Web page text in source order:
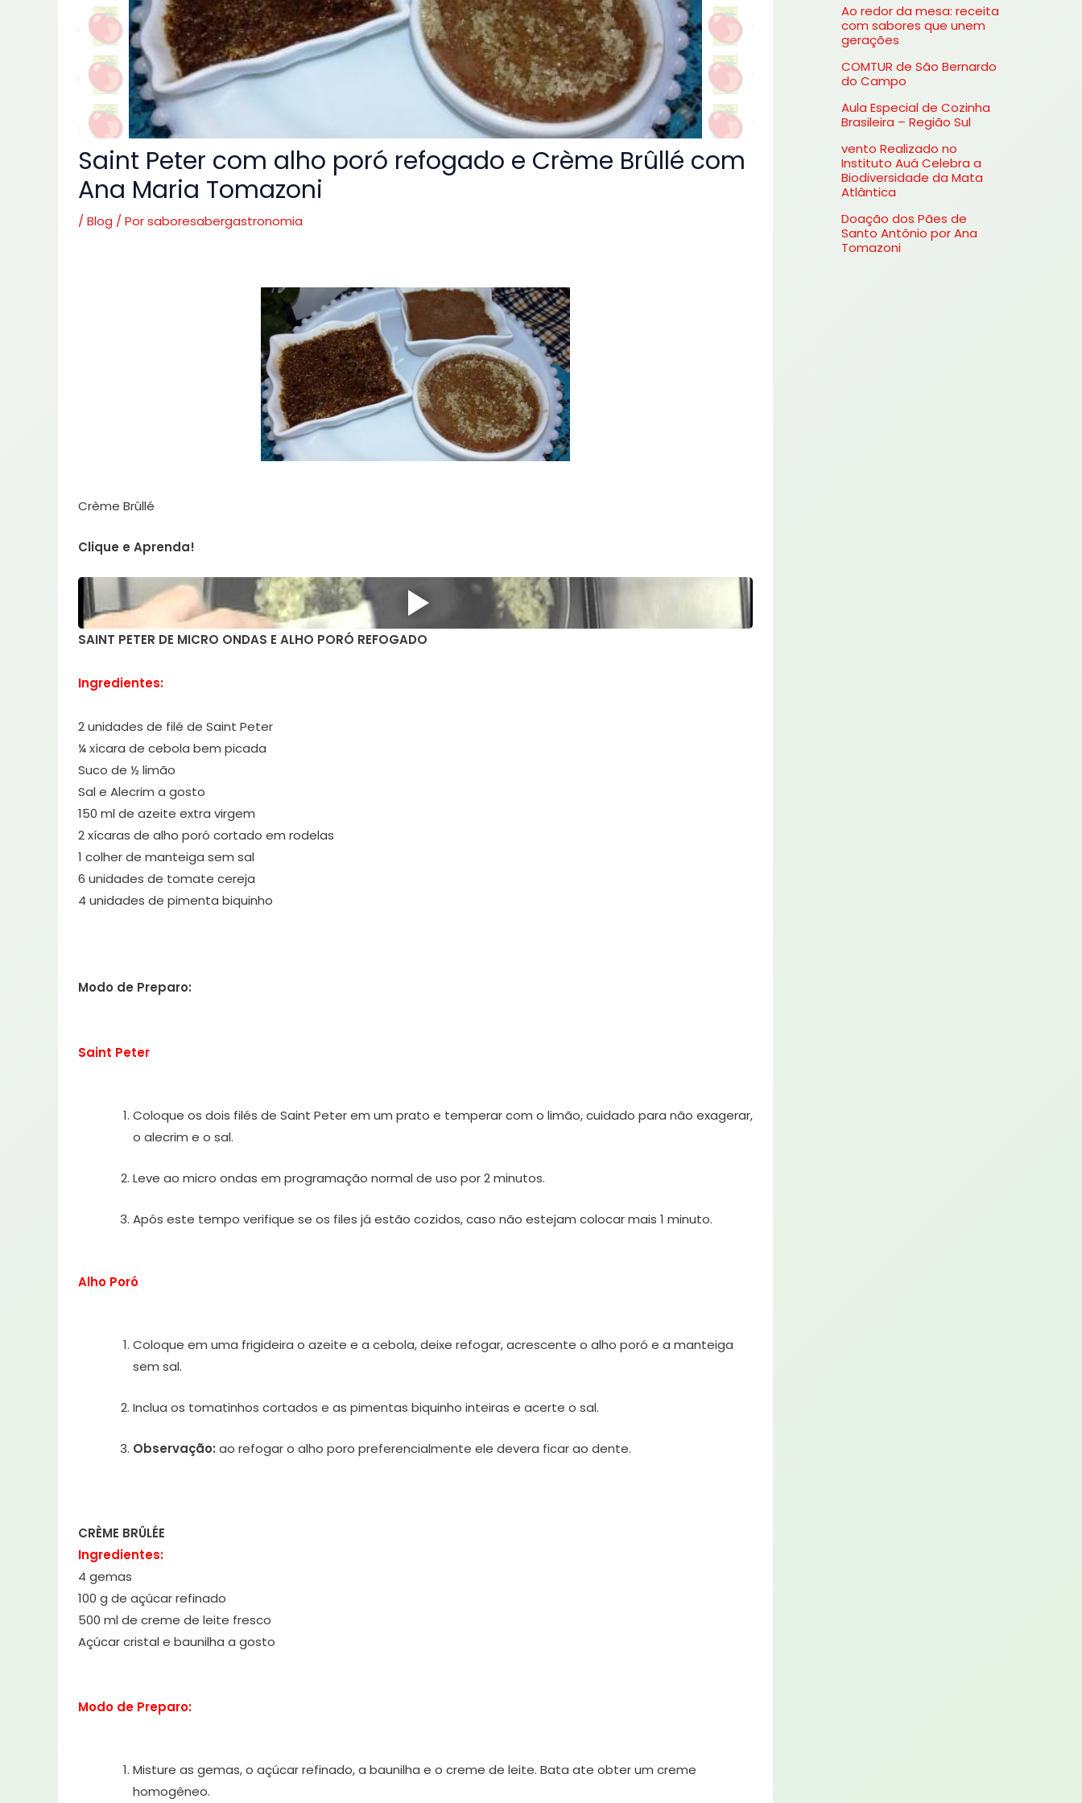
Saint Peter com alho poró refogado e Crème Brûllé com
Ana Maria Tomazoni
/ Blog / Porsaboresabergastronomia
Crème Brûllé
Clique e Aprenda!
SAINT PETER DE MICRO ONDAS E ALHO PORÓ REFOGADO
Ingredientes:
2 unidades de filé de Saint Peter
¼ xícara de cebola bem picada
Suco de ½ limão
Sal e Alecrim a gosto
150 ml de azeite extra virgem
2 xícaras de alho poró cortado em rodelas
1 colher de manteiga sem sal
6 unidades de tomate cereja
4 unidades de pimenta biquinho
Modo de Preparo:
Saint Peter
Coloque os dois filés de Saint Peter em um prato e temperar com o limão, cuidado para não exagerar,
o alecrim e o sal.
Leve ao micro ondas em programação normal de uso por 2 minutos.
Após este tempo verifique se os files já estão cozidos, caso não estejam colocar mais 1 minuto.
Alho Poró
Coloque em uma frigideira o azeite e a cebola, deixe refogar, acrescente o alho poró e a manteiga
sem sal.
Inclua os tomatinhos cortados e as pimentas biquinho inteiras e acerte o sal.
Observação: ao refogar o alho poro preferencialmente ele devera ficar ao dente.
CRÈME BRÛLÉE
Ingredientes:
4 gemas
100 g de açúcar refinado
500 ml de creme de leite fresco
Açúcar cristal e baunilha a gosto
Modo de Preparo:
Misture as gemas, o açúcar refinado, a baunilha e o creme de leite. Bata ate obter um creme
homogêneo.
s
a
r
o
:
Ao redor da mesa: receita
com sabores que unem
gerações
COMTUR de São Bernardo
do Campo
Aula Especial de Cozinha
Brasileira – Região Sul
vento Realizado no
Instituto Auá Celebra a
Biodiversidade da Mata
Atlântica
Doação dos Pães de
Santo Antônio por Ana
Tomazoni